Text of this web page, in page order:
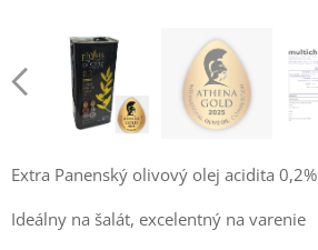
Extra Panenský olivový olej acidita 0,2%
Ideálny na šalát, excelentný na varenie